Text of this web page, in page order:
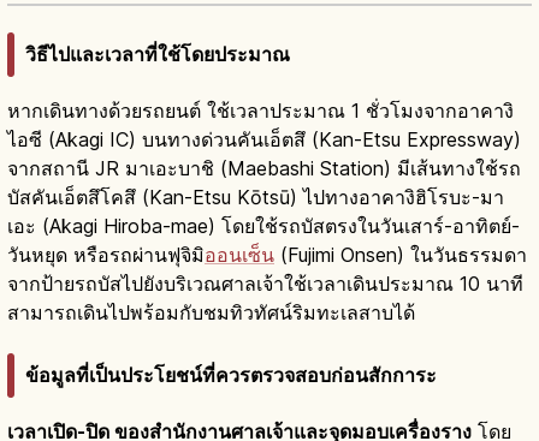
วิธีไปและเวลาที่ใช้โดยประมาณ
หากเดินทางด้วยรถยนต์ ใช้เวลาประมาณ 1 ชั่วโมงจากอาคางิ
ไอซี (Akagi IC) บนทางด่วนคันเอ็ตสึ (Kan-Etsu Expressway)
จากสถานี JR มาเอะบาชิ (Maebashi Station) มีเส้นทางใช้รถ
บัสคันเอ็ตสึโคสึ (Kan-Etsu Kōtsū) ไปทางอาคางิฮิโรบะ-มา
เอะ (Akagi Hiroba-mae) โดยใช้รถบัสตรงในวันเสาร์-อาทิตย์-
วันหยุด หรือรถผ่านฟุจิมิออนเซ็น (Fujimi Onsen) ในวันธรรมดา
จากป้ายรถบัสไปยังบริเวณศาลเจ้าใช้เวลาเดินประมาณ 10 นาที
สามารถเดินไปพร้อมกับชมทิวทัศน์ริมทะเลสาบได้
ข้อมูลที่เป็นประโยชน์ที่ควรตรวจสอบก่อนสักการะ
เวลาเปิด-ปิด ของสำนักงานศาลเจ้าและจุดมอบเครื่องราง โดย